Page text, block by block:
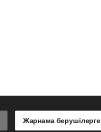
Жарнама берушілерге